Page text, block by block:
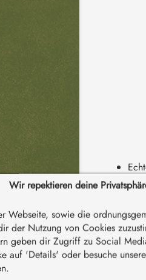
Aus
Inhalt:
*Preise
Wir repektieren deine
Webseite, sowie die
der Nutzung von Cookies
geben dir Zugriff zu Social
auf 'Details' oder besuche